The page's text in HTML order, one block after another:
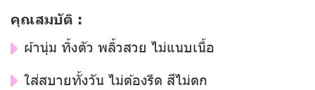
คุณสมบัติ :
ผ้านุ่ม ทิ้งตัว พลิ้วสวย ไม่แนบเนื้อ
ใส่สบายทั้งวัน ไม่ต้องรีด สีไม่ตก